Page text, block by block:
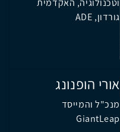
וטכנולוגיה, האקדמית
גורדון, ADE
אורי הופנונג
מנכ"ל והמייסד
GiantLeap